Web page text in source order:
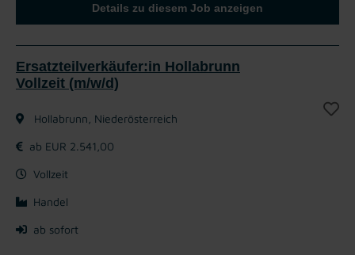
Details zu diesem Job anzeigen
Ersatzteilverkäufer:in Hollabrunn
Vollzeit (m/w/d)
Hollabrunn, Niederösterreich
ab EUR 2.541,00
Vollzeit
Handel
ab sofort